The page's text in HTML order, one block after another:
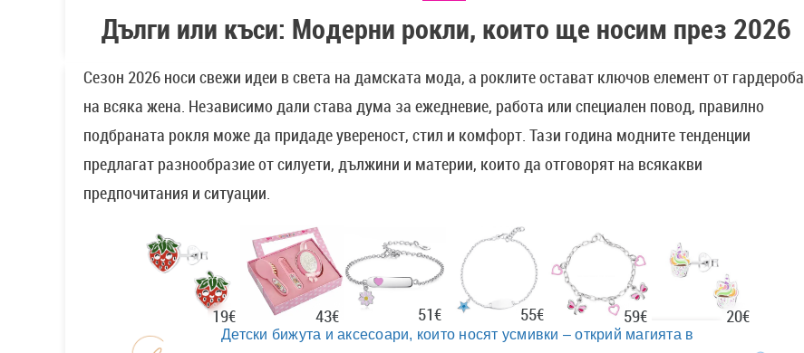
Дълги или къси: Модерни рокли, които ще носим през 2026
Сезон 2026 носи свежи идеи в света на дамската мода, а роклите остават ключов елемент от гардероба
на всяка жена. Независимо дали става дума за ежедневие, работа или специален повод, правилно
подбраната рокля може да придаде увереност, стил и комфорт. Тази година модните тенденции
предлагат разнообразие от силуети, дължини и материи, които да отговорят на всякакви
предпочитания и ситуации.
19€ 43€ 51€ 55€ 59€ 20€
Детски бижута и аксесоари, които носят усмивки – открий магията в